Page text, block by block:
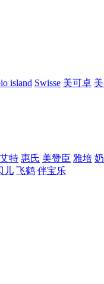
island Swisse 美可卓
特 惠氏 美赞臣 雅培
儿 飞鹤 伴宝乐